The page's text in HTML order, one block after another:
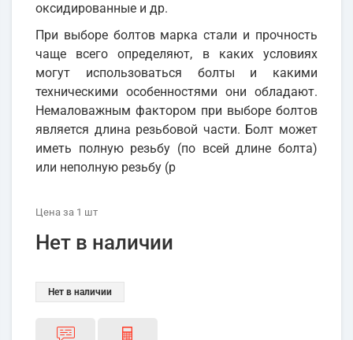
оксидированные и др.
При выборе болтов марка стали и прочность
чаще всего определяют, в каких условиях
могут использоваться болты и какими
техническими особенностями они обладают.
Немаловажным фактором при выборе болтов
является длина резьбовой части. Болт может
иметь полную резьбу (по всей длине болта)
или неполную резьбу (р
Цена за 1 шт
Нет в наличии
Нет в наличии